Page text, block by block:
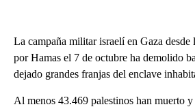
La campaña militar israelí en Gaza desde
por Hamas el 7 de octubre ha demolido
dejado grandes franjas del enclave
Al menos 43.469 palestinos han muerto y